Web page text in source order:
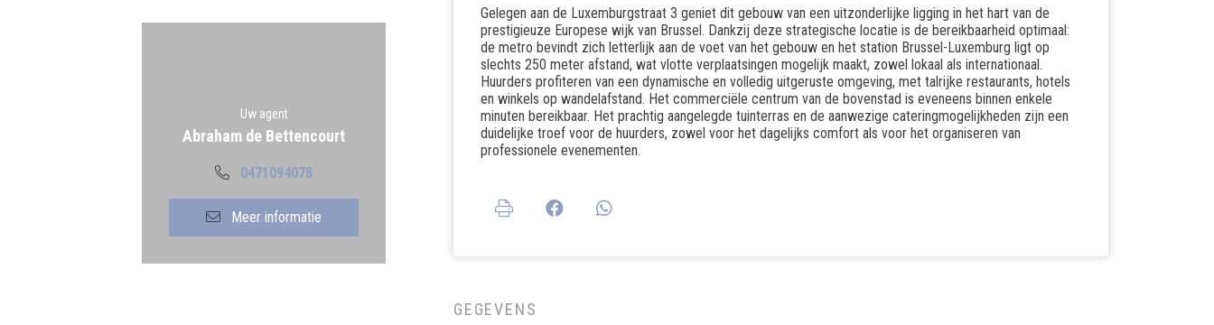
Uw agent
Abraham de Bettencourt
0471094078
Meer informatie
Gelegen aan de Luxemburgstraat 3 geniet dit gebouw van een uitzonderlijke ligging in het hart van de
prestigieuze Europese wijk van Brussel. Dankzij deze strategische locatie is de bereikbaarheid optimaal:
de metro bevindt zich letterlijk aan de voet van het gebouw en het station Brussel-Luxemburg ligt op
slechts 250 meter afstand, wat vlotte verplaatsingen mogelijk maakt, zowel lokaal als internationaal.
Huurders profiteren van een dynamische en volledig uitgeruste omgeving, met talrijke restaurants, hotels
en winkels op wandelafstand. Het commerciële centrum van de bovenstad is eveneens binnen enkele
minuten bereikbaar. Het prachtig aangelegde tuinterras en de aanwezige cateringmogelijkheden zijn een
duidelijke troef voor de huurders, zowel voor het dagelijks comfort als voor het organiseren van
professionele evenementen.
GEGEVENS